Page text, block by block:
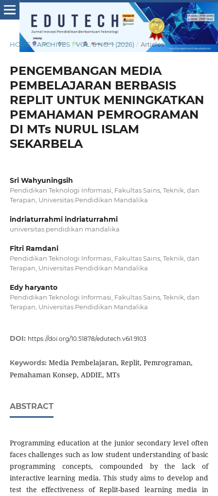
HOME / ARCHIVES / VOL. 6 NO. 1 (2026) / Articles
PENGEMBANGAN MEDIA
PEMBELAJARAN BERBASIS
REPLIT UNTUK MENINGKATKAN
PEMAHAMAN PEMROGRAMAN
DI MTs NURUL ISLAM
SEKARBELA
Sri Wahyuningsih
Pendidikan Teknologi Informasi, Fakultas Sains, Teknik, dan
Terapan, Universitas Pendidikan Mandalika
indriaturrahmi indriaturrahmi
universitas pendidikan mandalika
Fitri Ramdani
Pendidikan Teknologi Informasi, Fakultas Sains, Teknik, dan
Terapan, Universitas Pendidikan Mandalika
Edy haryanto
Pendidikan Teknologi Informasi, Fakultas Sains, Teknik, dan
Terapan, Universitas Pendidikan Mandalika
DOI: https://doi.org/10.51878/edutech.v6i1.9103
Keywords: Media Pembelajaran, Replit, Pemrograman,
Pemahaman Konsep, ADDIE, MTs
ABSTRACT
Programming education at the junior secondary level often
faces challenges such as low student understanding of basic
programming concepts, compounded by the lack of
interactive learning media. This study aims to develop and
test the effectiveness of Replit-based learning media in